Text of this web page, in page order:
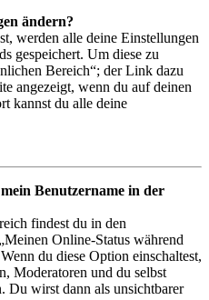
ändern?
werden alle deine Einstellungen
gespeichert. Um diese zu
Bereich“; der Link dazu
angezeigt, wenn du auf deinen
kannst du alle deine
Benutzername in der
findest du in den
Online-Status während
du diese Option einschaltest,
Moderatoren und du selbst
Du wirst dann als unsichtbarer